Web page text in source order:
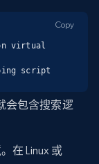
virtual
script
Copy
会包含搜索逻
在 Linux 或